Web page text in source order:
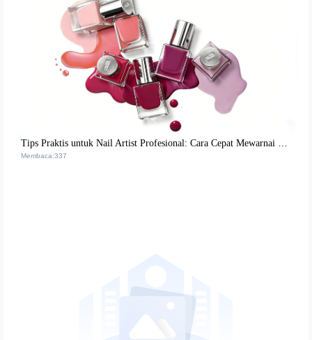
Tips Praktis untuk Nail Artist Profesional: Cara Cepat Mewarnai Kuteks Matte Tanpa Luntur
Membaca:337